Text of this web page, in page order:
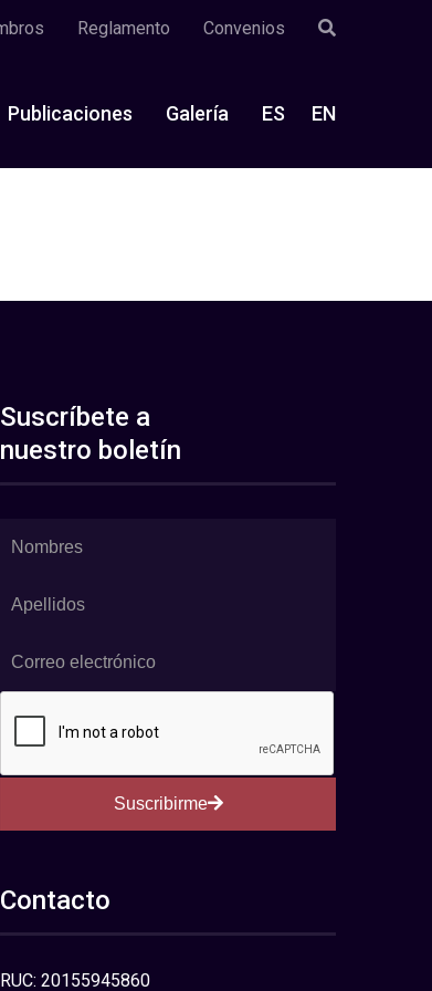
Reglamento Convenios
Publicaciones Galería ES EN
Suscríbete a
nuestro boletín
Suscribirme
Contacto
RUC: 20155945860